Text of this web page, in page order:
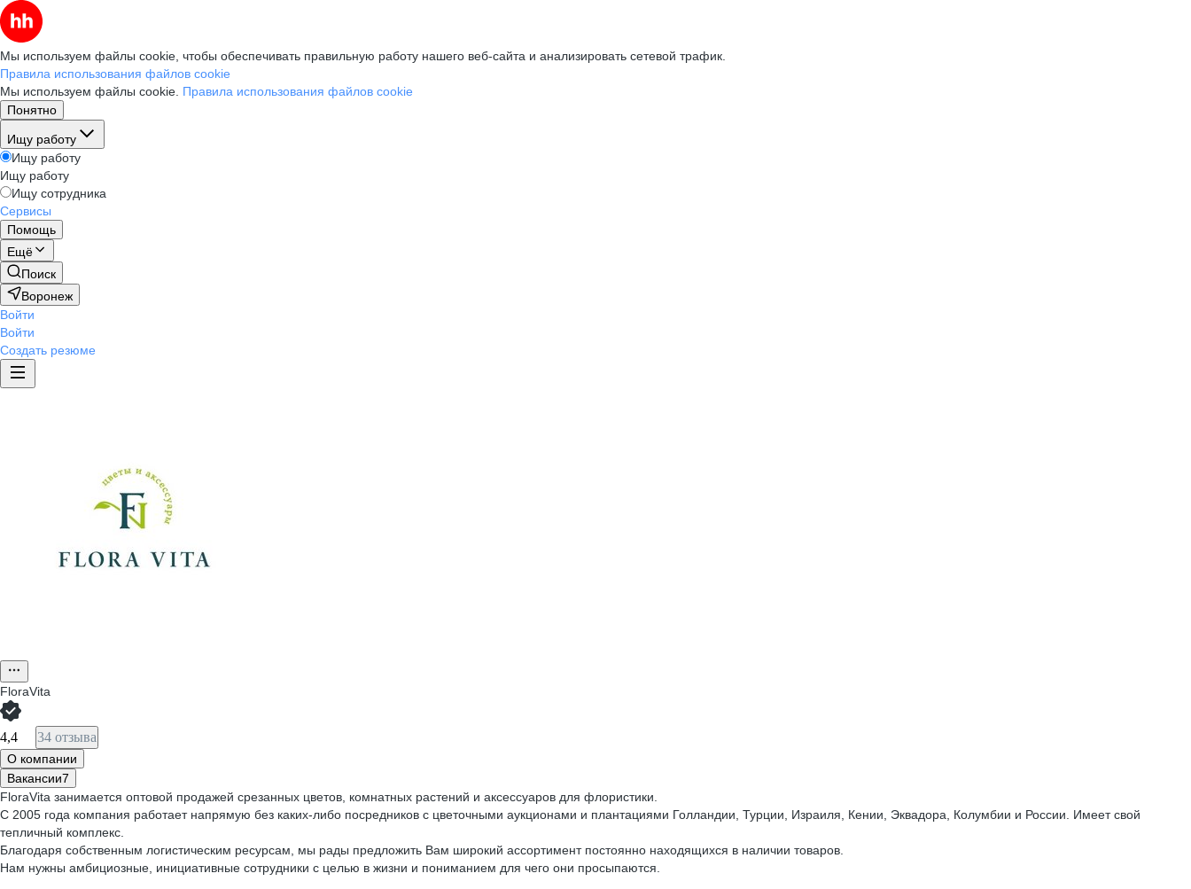
Мы используем файлы cookie, чтобы обеспечивать правильную работу нашего веб-сайта и анализировать сетевой трафик.
Правила использования файлов cookie
Мы используем файлы cookie. Правила использования файлов cookie
Понятно
Ищу работу
Ищу работу
Ищу работу
Ищу сотрудника
Сервисы
Помощь
Ещё
Поиск
Воронеж
Войти
Войти
Создать резюме
FloraVita
4,4 34 отзыва
О компании
Вакансии7
FloraVita занимается оптовой продажей срезанных цветов, комнатных растений и аксессуаров для флористики.
С 2005 года компания работает напрямую без каких-либо посредников с цветочными аукционами и плантациями Голландии, Турции, Израиля, Кении, Эквадора, Колумбии и России. Имеет свой
тепличный комплекс.
Благодаря собственным логистическим ресурсам, мы рады предложить Вам широкий ассортимент постоянно находящихся в наличии товаров.
Нам нужны амбициозные, инициативные сотрудники с целью в жизни и пониманием для чего они просыпаются.